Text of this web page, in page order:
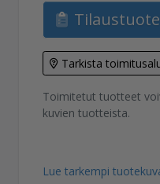
Tilaustuote
Tarkista
Toimitetut tuotteet
kuvien tuotteista.
Lue tarkempi